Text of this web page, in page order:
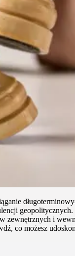
geopolitycznych.
zewnętrznych i
co możesz